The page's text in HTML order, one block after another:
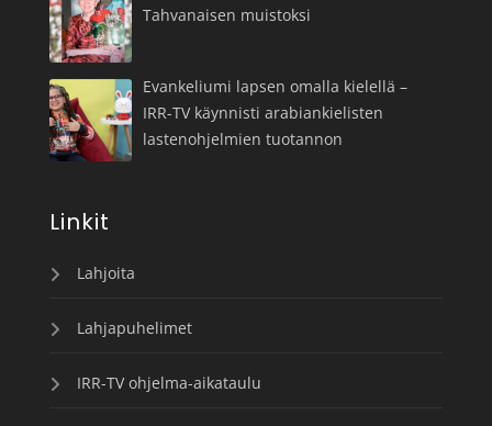
Tahvanaisen muistoksi
Evankeliumi lapsen omalla kielellä –
IRR-TV käynnisti arabiankielisten
lastenohjelmien tuotannon
Linkit
Lahjoita
Lahjapuhelimet
IRR-TV ohjelma-aikataulu